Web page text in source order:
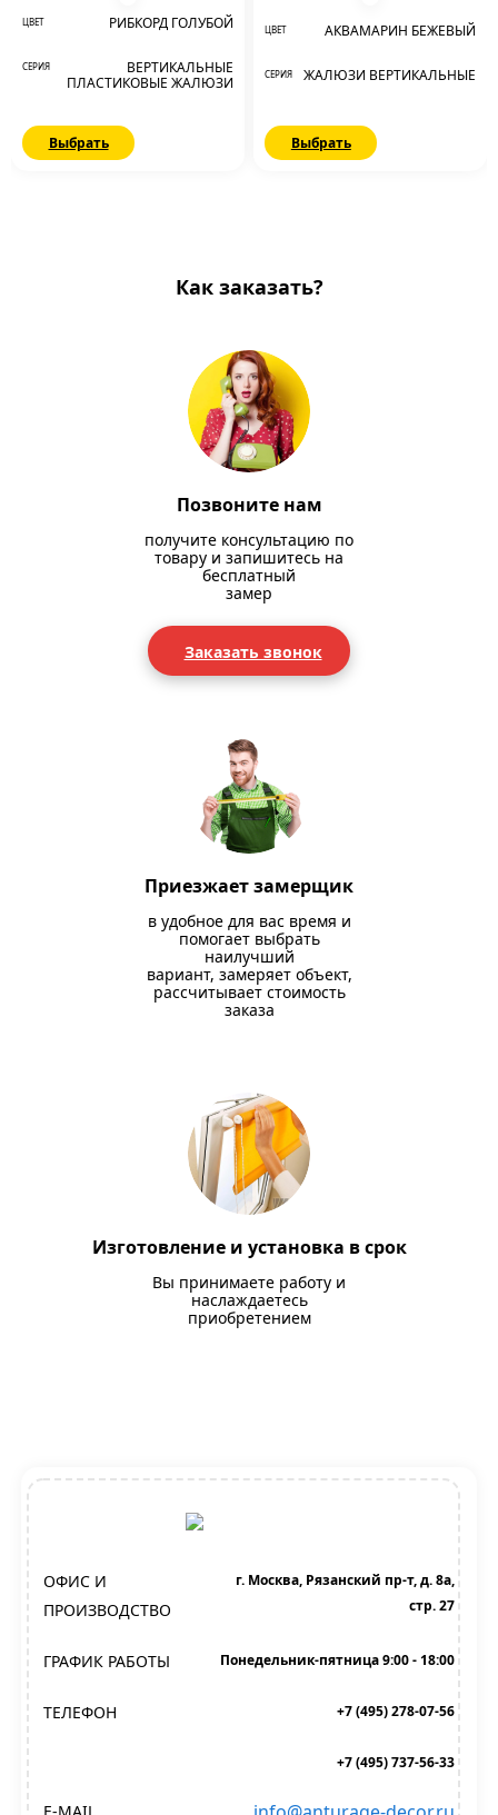
ЦВЕТ РИБКОРД ГОЛУБОЙ
СЕРИЯ
ВЕРТИКАЛЬНЫЕ
ПЛАСТИКОВЫЕ ЖАЛЮЗИ
Выбрать
ЦВЕТ АКВАМАРИН БЕЖЕВЫЙ
СЕРИЯ ЖАЛЮЗИ ВЕРТИКАЛЬНЫЕ
Выбрать
Как заказать?
Позвоните нам
получите консультацию по
товару и запишитесь на
бесплатный
замер
Заказать звонок
Приезжает замерщик
в удобное для вас время и
помогает выбрать
наилучший
вариант, замеряет объект,
рассчитывает стоимость
заказа
Изготовление и установка в срок
Вы принимаете работу и
наслаждаетесь
приобретением
ОФИС И
ПРОИЗВОДСТВО
г. Москва, Рязанский пр-т, д. 8а,
стр. 27
ГРАФИК РАБОТЫ Понедельник-пятница 9:00 - 18:00
ТЕЛЕФОН +7 (495) 278-07-56
+7 (495) 737-56-33